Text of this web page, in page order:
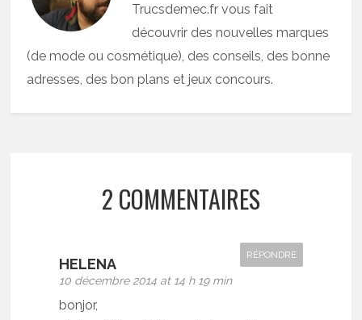
Trucsdemec.fr vous fait
découvrir des nouvelles marques
(de mode ou cosmétique), des conseils, des bonne
adresses, des bon plans et jeux concours.
2 COMMENTAIRES
HELENA
10 décembre 2014 at 14 h 19 min
RÉPONDRE
bonjor,